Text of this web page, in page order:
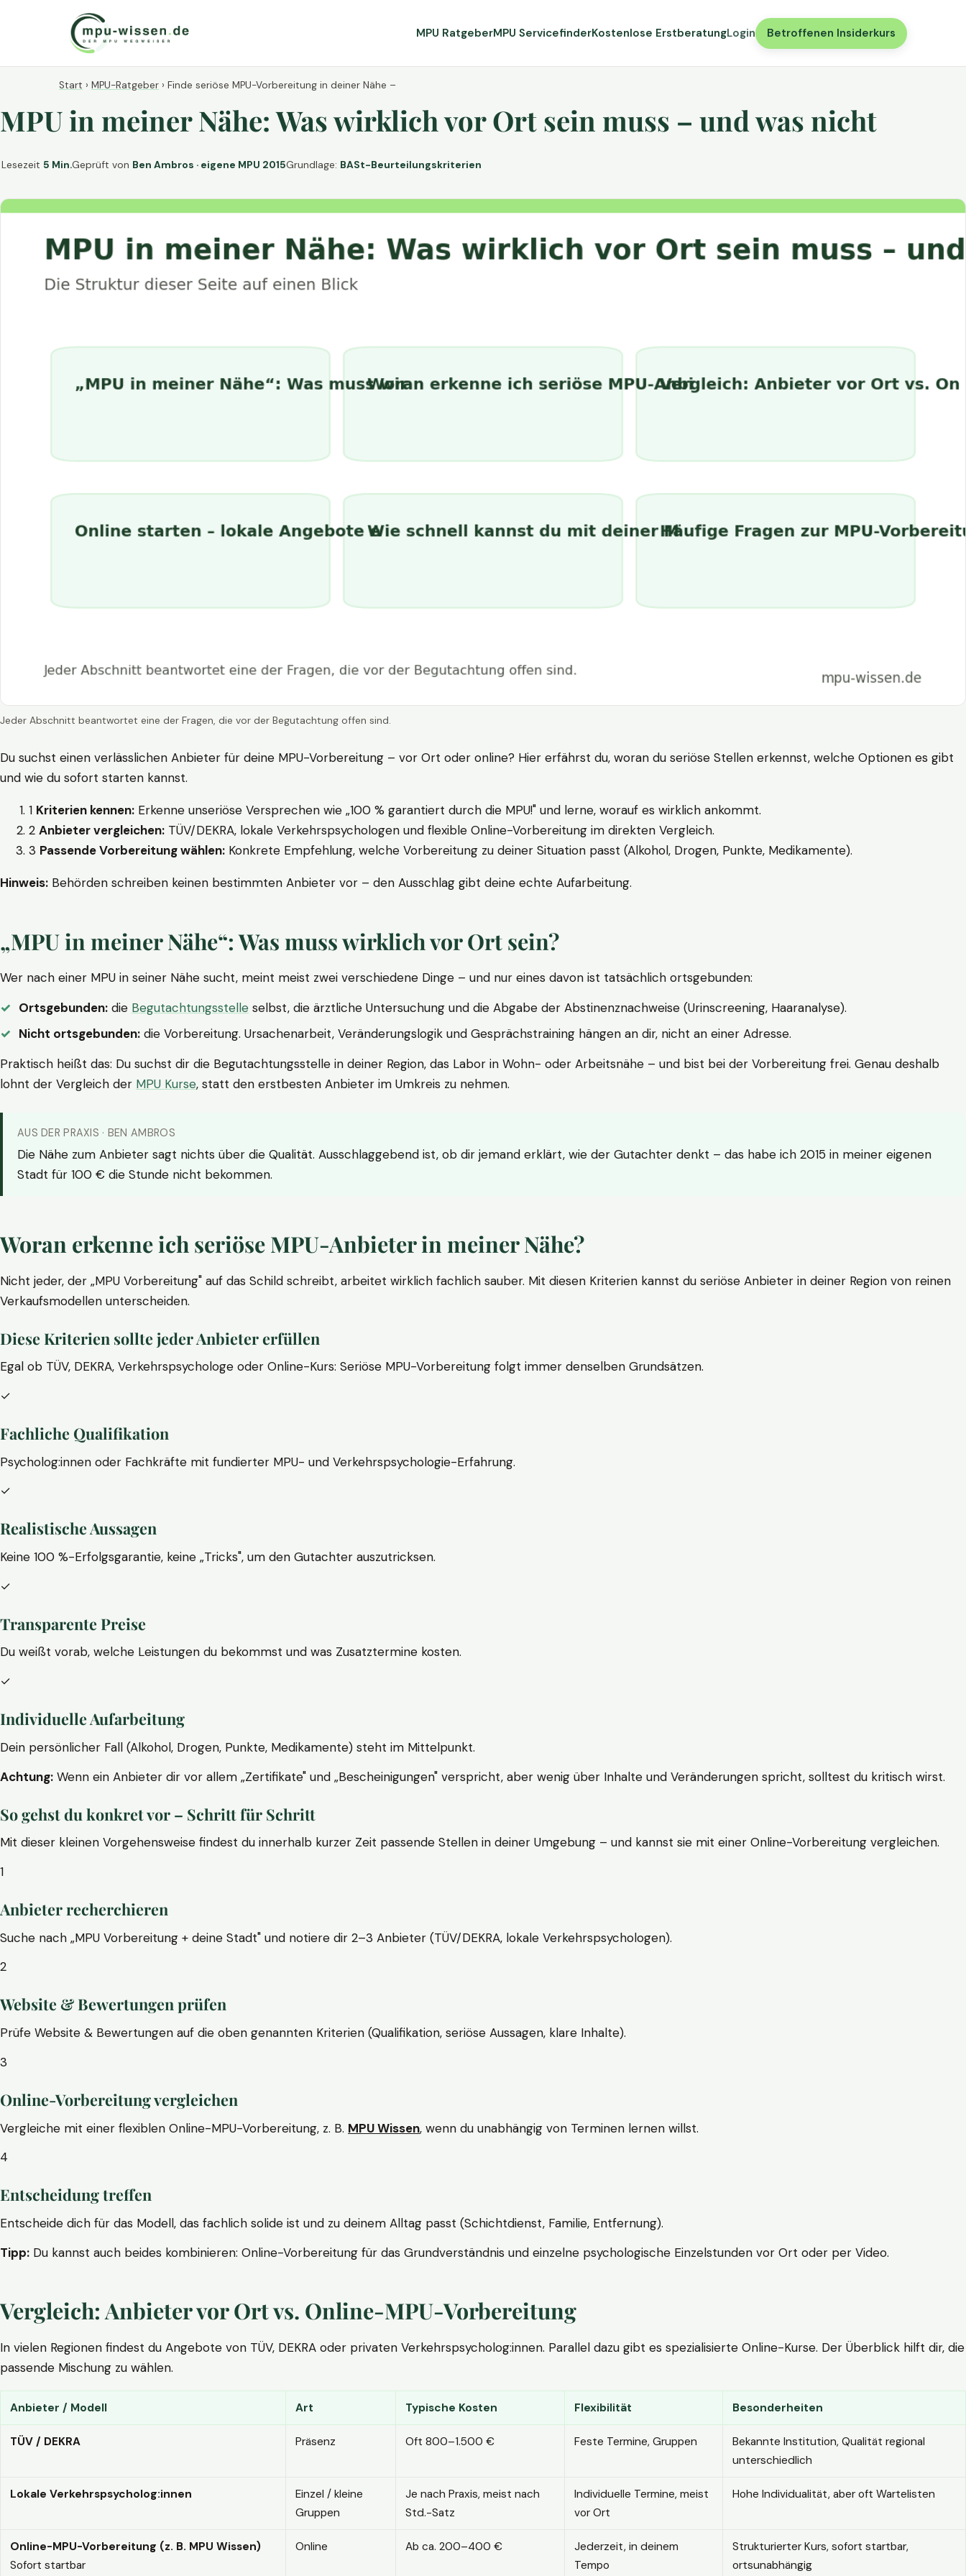
MPU RatgeberMPU ServicefinderKostenlose ErstberatungLogin Betroffenen Insiderkurs
Start › MPU-Ratgeber › Finde seriöse MPU-Vorbereitung in deiner Nähe –
MPU in meiner Nähe: Was wirklich vor Ort sein muss – und was nicht
Lesezeit 5 Min.Geprüft von Ben Ambros · eigene MPU 2015Grundlage: BASt-Beurteilungskriterien
Jeder Abschnitt beantwortet eine der Fragen, die vor der Begutachtung offen sind.
Du suchst einen verlässlichen Anbieter für deine MPU-Vorbereitung – vor Ort oder online? Hier erfährst du, woran du seriöse Stellen erkennst, welche Optionen es gibt
und wie du sofort starten kannst.
1 Kriterien kennen: Erkenne unseriöse Versprechen wie „100 % garantiert durch die MPU!" und lerne, worauf es wirklich ankommt.
2 Anbieter vergleichen: TÜV/DEKRA, lokale Verkehrspsychologen und flexible Online-Vorbereitung im direkten Vergleich.
3 Passende Vorbereitung wählen: Konkrete Empfehlung, welche Vorbereitung zu deiner Situation passt (Alkohol, Drogen, Punkte, Medikamente).
Hinweis: Behörden schreiben keinen bestimmten Anbieter vor – den Ausschlag gibt deine echte Aufarbeitung.
„MPU in meiner Nähe“: Was muss wirklich vor Ort sein?
Wer nach einer MPU in seiner Nähe sucht, meint meist zwei verschiedene Dinge – und nur eines davon ist tatsächlich ortsgebunden:
Ortsgebunden: die Begutachtungsstelle selbst, die ärztliche Untersuchung und die Abgabe der Abstinenznachweise (Urinscreening, Haaranalyse).
Nicht ortsgebunden: die Vorbereitung. Ursachenarbeit, Veränderungslogik und Gesprächstraining hängen an dir, nicht an einer Adresse.
Praktisch heißt das: Du suchst dir die Begutachtungsstelle in deiner Region, das Labor in Wohn- oder Arbeitsnähe – und bist bei der Vorbereitung frei. Genau deshalb
lohnt der Vergleich der MPU Kurse, statt den erstbesten Anbieter im Umkreis zu nehmen.
AUS DER PRAXIS · BEN AMBROS
Die Nähe zum Anbieter sagt nichts über die Qualität. Ausschlaggebend ist, ob dir jemand erklärt, wie der Gutachter denkt – das habe ich 2015 in meiner eigenen
Stadt für 100 € die Stunde nicht bekommen.
Woran erkenne ich seriöse MPU-Anbieter in meiner Nähe?
Nicht jeder, der „MPU Vorbereitung" auf das Schild schreibt, arbeitet wirklich fachlich sauber. Mit diesen Kriterien kannst du seriöse Anbieter in deiner Region von reinen
Verkaufsmodellen unterscheiden.
Diese Kriterien sollte jeder Anbieter erfüllen
Egal ob TÜV, DEKRA, Verkehrspsychologe oder Online-Kurs: Seriöse MPU-Vorbereitung folgt immer denselben Grundsätzen.
✓
Fachliche Qualifikation
Psycholog:innen oder Fachkräfte mit fundierter MPU- und Verkehrspsychologie-Erfahrung.
✓
Realistische Aussagen
Keine 100 %-Erfolgsgarantie, keine „Tricks", um den Gutachter auszutricksen.
✓
Transparente Preise
Du weißt vorab, welche Leistungen du bekommst und was Zusatztermine kosten.
✓
Individuelle Aufarbeitung
Dein persönlicher Fall (Alkohol, Drogen, Punkte, Medikamente) steht im Mittelpunkt.
Achtung: Wenn ein Anbieter dir vor allem „Zertifikate" und „Bescheinigungen" verspricht, aber wenig über Inhalte und Veränderungen spricht, solltest du kritisch wirst.
So gehst du konkret vor – Schritt für Schritt
Mit dieser kleinen Vorgehensweise findest du innerhalb kurzer Zeit passende Stellen in deiner Umgebung – und kannst sie mit einer Online-Vorbereitung vergleichen.
1
Anbieter recherchieren
Suche nach „MPU Vorbereitung + deine Stadt" und notiere dir 2–3 Anbieter (TÜV/DEKRA, lokale Verkehrspsychologen).
2
Website & Bewertungen prüfen
Prüfe Website & Bewertungen auf die oben genannten Kriterien (Qualifikation, seriöse Aussagen, klare Inhalte).
3
Online-Vorbereitung vergleichen
Vergleiche mit einer flexiblen Online-MPU-Vorbereitung, z. B. MPU Wissen, wenn du unabhängig von Terminen lernen willst.
4
Entscheidung treffen
Entscheide dich für das Modell, das fachlich solide ist und zu deinem Alltag passt (Schichtdienst, Familie, Entfernung).
Tipp: Du kannst auch beides kombinieren: Online-Vorbereitung für das Grundverständnis und einzelne psychologische Einzelstunden vor Ort oder per Video.
Vergleich: Anbieter vor Ort vs. Online-MPU-Vorbereitung
In vielen Regionen findest du Angebote von TÜV, DEKRA oder privaten Verkehrspsycholog:innen. Parallel dazu gibt es spezialisierte Online-Kurse. Der Überblick hilft dir, die
passende Mischung zu wählen.
Anbieter / Modell Art Typische Kosten Flexibilität Besonderheiten
TÜV / DEKRA Präsenz Oft 800–1.500 € Feste Termine, Gruppen
Bekannte Institution, Qualität regional
unterschiedlich
Lokale Verkehrspsycholog:innen
Einzel / kleine
Gruppen
Je nach Praxis, meist nach
Std.-Satz
Individuelle Termine, meist
vor Ort
Hohe Individualität, aber oft Wartelisten
Online-MPU-Vorbereitung (z. B. MPU Wissen)
Sofort startbar
Online Ab ca. 200–400 €
Jederzeit, in deinem
Tempo
Strukturierter Kurs, sofort startbar,
ortsunabhängig